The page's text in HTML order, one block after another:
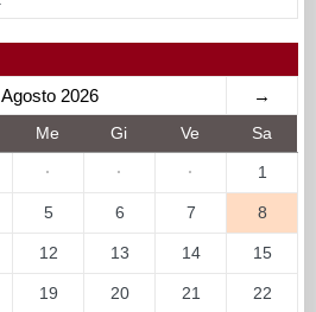
Agosto 2026 →
Me Gi Ve Sa
· · · 1
5 6 7 8
12 13 14 15
19 20 21 22